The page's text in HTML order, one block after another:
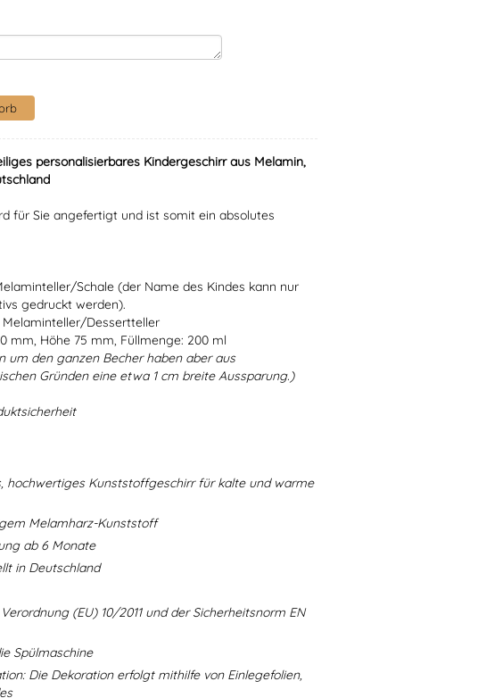
personalisierbares Kindergeschirr aus Melamin,
für Sie angefertigt und ist somit ein absolutes
Schale (der Name des Kindes kann nur
gedruckt werden).
Dessertteller
mm, Höhe 75 mm, Füllmenge: 200 ml
um den ganzen Becher haben aber aus
Gründen eine etwa 1 cm breite Aussparung.)
hochwertiges Kunststoffgeschirr für kalte und warme
Melamharz-Kunststoff
ab 6 Monate
in Deutschland
(EU) 10/2011 und der Sicherheitsnorm EN
Spülmaschine
Die Dekoration erfolgt mithilfe von Einlegefolien,